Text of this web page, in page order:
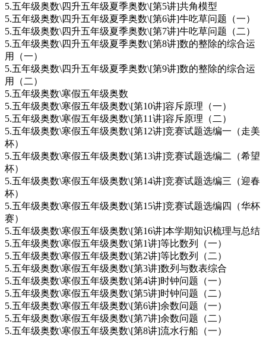
5.五年级奥数\四升五年级夏季奥数\[第5讲]共角模型
5.五年级奥数\四升五年级夏季奥数\[第6讲]牛吃草问题（一）
5.五年级奥数\四升五年级夏季奥数\[第7讲]牛吃草问题（二）
5.五年级奥数\四升五年级夏季奥数\[第8讲]数的整除的综合运
用（一）
5.五年级奥数\四升五年级夏季奥数\[第9讲]数的整除的综合运
用（二）
5.五年级奥数\寒假五年级奥数
5.五年级奥数\寒假五年级奥数\[第10讲]容斥原理（一）
5.五年级奥数\寒假五年级奥数\[第11讲]容斥原理（二）
5.五年级奥数\寒假五年级奥数\[第12讲]竞赛试题选编一（走美
杯）
5.五年级奥数\寒假五年级奥数\[第13讲]竞赛试题选编二（希望
杯）
5.五年级奥数\寒假五年级奥数\[第14讲]竞赛试题选编三（迎春
杯）
5.五年级奥数\寒假五年级奥数\[第15讲]竞赛试题选编四（华杯
赛）
5.五年级奥数\寒假五年级奥数\[第16讲]本学期知识梳理与总结
5.五年级奥数\寒假五年级奥数\[第1讲]等比数列（一）
5.五年级奥数\寒假五年级奥数\[第2讲]等比数列（二）
5.五年级奥数\寒假五年级奥数\[第3讲]数列与数表综合
5.五年级奥数\寒假五年级奥数\[第4讲]时钟问题（一）
5.五年级奥数\寒假五年级奥数\[第5讲]时钟问题（二）
5.五年级奥数\寒假五年级奥数\[第6讲]余数问题（一）
5.五年级奥数\寒假五年级奥数\[第7讲]余数问题（二）
5.五年级奥数\寒假五年级奥数\[第8讲]流水行船（一）